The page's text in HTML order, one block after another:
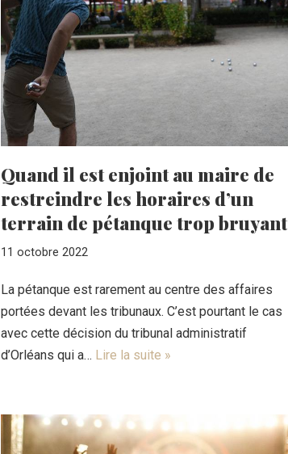
Quand il est enjoint au maire de
restreindre les horaires d’un
terrain de pétanque trop bruyant
11 octobre 2022
La pétanque est rarement au centre des affaires
portées devant les tribunaux. C’est pourtant le cas
avec cette décision du tribunal administratif
d’Orléans qui a… Lire la suite »